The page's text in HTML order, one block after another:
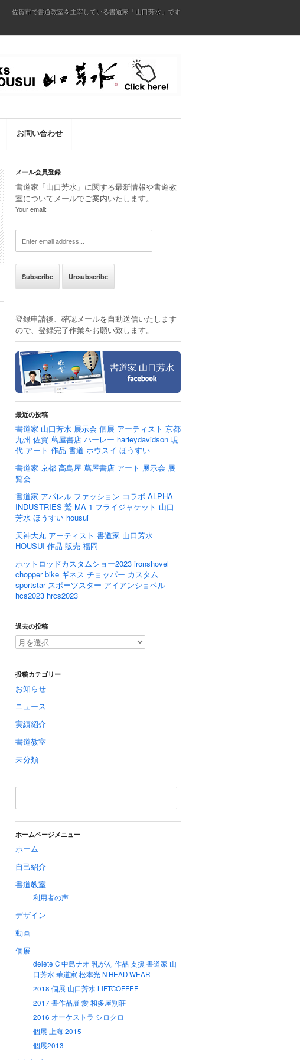
佐賀市で書道教室を主宰している書道家「山口芳水」です
お問い合わせ
メール会員登録
書道家「山口芳水」に関する最新情報や書道教
室についてメールでご案内いたします。
Your email:
登録申請後、確認メールを自動送信いたします
ので、登録完了作業をお願い致します。
最近の投稿
書道家 山口芳水 展示会 個展 アーティスト 京都
九州 佐賀 蔦屋書店 ハーレー harleydavidson 現
代 アート 作品 書道 ホウスイ ほうすい
書道家 京都 高島屋 蔦屋書店 アート 展示会 展
覧会
書道家 アパレル ファッション コラボ ALPHA
INDUSTRIES 鷲 MA-1 フライジャケット 山口
芳水 ほうすい housui
天神大丸 アーティスト 書道家 山口芳水
HOUSUI 作品 販売 福岡
ホットロッドカスタムショー2023 ironshovel
chopper bike ギネス チョッパー カスタム
sportstar スポーツスター アイアンショベル
hcs2023 hrcs2023
過去の投稿
投稿カテゴリー
お知らせ
ニュース
実績紹介
書道教室
未分類
ホームページメニュー
ホーム
自己紹介
書道教室
利用者の声
デザイン
動画
個展
delete C 中島ナオ 乳がん 作品 支援 書道家 山
口芳水 華道家 松本光 N HEAD WEAR
2018 個展 山口芳水 LIFTCOFFEE
2017 書作品展 愛 和多屋別荘
2016 オーケストラ シロクロ
個展 上海 2015
個展2013